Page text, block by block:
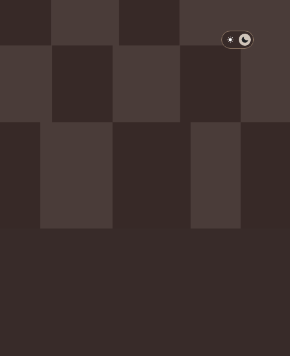
淺色模式
深色模式